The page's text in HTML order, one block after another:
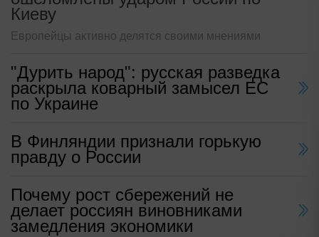
Киеву
Европейцы активно делятся своими мнениями
"Дурить народ": русская разведка
раскрыла коварный замысел ЕС
по Украине
В Финляндии признали горькую
правду о России
Почему рост сбережений не
делает россиян виновниками
замедления экономики